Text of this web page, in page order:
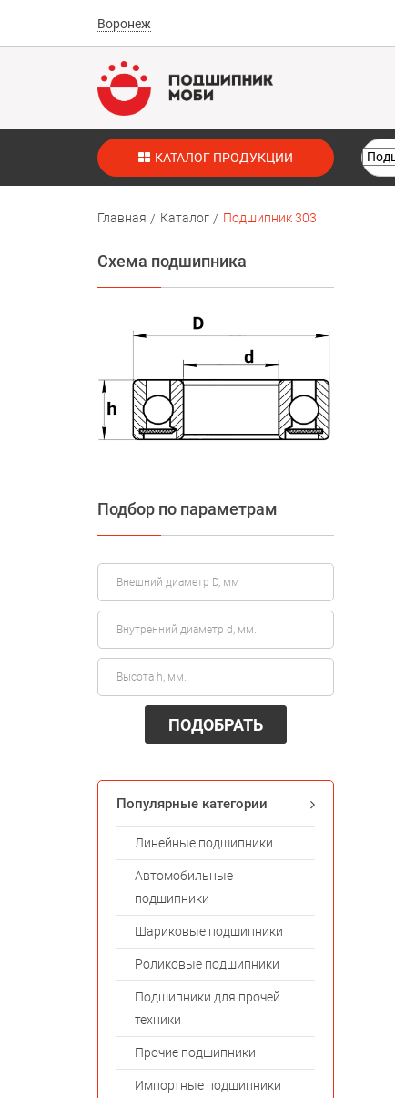
Воронеж
КАТАЛОГ ПРОДУКЦИИ
Главная Каталог Подшипник 303
Схема подшипника
Подбор по параметрам
ПОДОБРАТЬ
Популярные категории
Линейные подшипники
Автомобильные
подшипники
Шариковые подшипники
Роликовые подшипники
Подшипники для прочей
техники
Прочие подшипники
Импортные подшипники